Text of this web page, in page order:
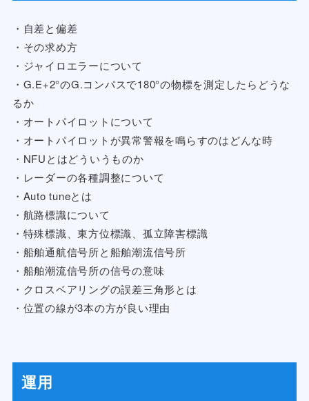
・自差と偏差
・その求め方
・ジャイロエラーについて
・G.E+2°のG.コンパスで180°の物標を測定したらどうな
るか
・オートパイロットについて
・オートパイロットが異常警報を鳴らすのはどんな時
・NFUとはどういうものか
・レーダーの各種調整について
・Auto tuneとは
・航路標識について
・特殊標識、東方位標識、孤立障害標識
・船舶通航信号所と船舶潮流信号所
・船舶潮流信号所の信号の意味
・クロスベアリングの誤差三角形とは
・位置の線が3本の方が良い理由
運用